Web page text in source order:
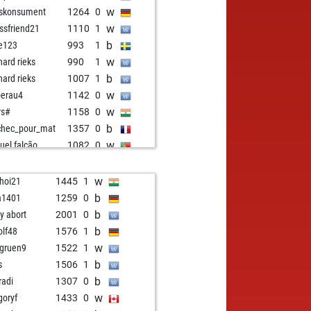
1264 0 w
1110 1 w
993 1 b
rieks 990 1 w
rieks 1007 1 b
1142 0 w
1158 0 w
1357 0 b
falcão 1082 0 w
1087 0 w
1106 1 b
1338 0 b
wels 1425 0 w
abort 1669 0 b
1322 1 b
1027 0 b
1344 0 w
1445 1 w
1259 0 b
abort 2001 0 b
1576 1 b
1522 1 w
1506 1 b
1307 0 b
1433 0 w